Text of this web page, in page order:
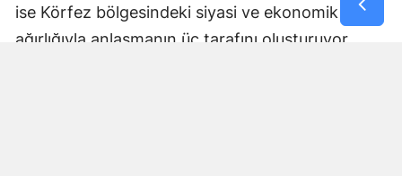
ise Körfez bölgesindeki siyasi ve ekonomik
ağırlığıyla anlaşmanın üç tarafını oluşturuyor.